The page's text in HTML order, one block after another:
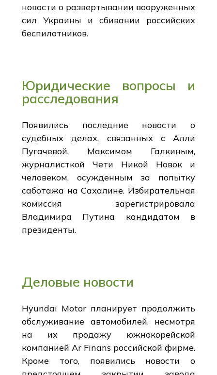
новости о развертывании вооруженных
сил Украины и сбивании российских
беспилотников.
Юридические вопросы и
расследования
Появились последние новости о
судебных делах, связанных с Алли
Пугачевой, Максимом Галкиным,
журналисткой Чети Никой Новок и
человеком, осужденным за попытку
саботажа на Сахалине. Избирательная
комиссия зарегистрировала
Владимира Путина кандидатом в
президенты.
Деловые новости
Hyundai Motor планирует продолжить
обслуживание автомобилей, несмотря
на их продажу южнокорейской
компанией Ar Finans российской фирме.
Кроме того, появились новости о